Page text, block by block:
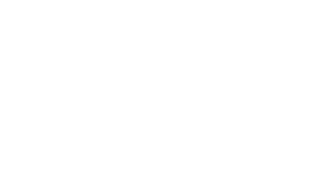
vous bénéficiez alors de réductions avantageuses.
affaires